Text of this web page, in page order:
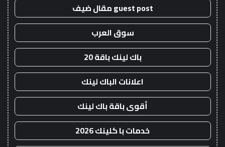
guest post مقال ضيف
سوق العرب
باك لينك باقة 20
اعلانات الباك لينك
أقوى باقة باك لينك
خدمات با كلينك 2026